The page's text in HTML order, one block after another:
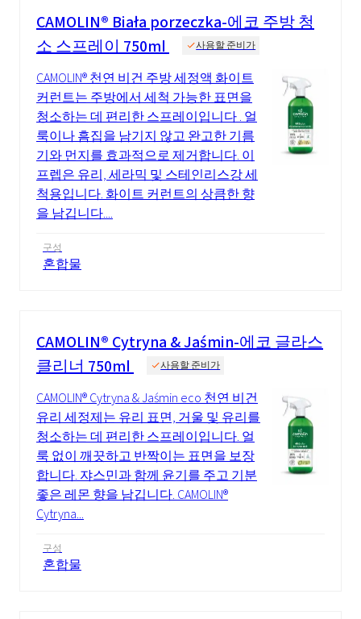
CAMOLIN® Biała porzeczka-에코 주방 청
소 스프레이 750ml
사용할 준비가
CAMOLIN® 천연 비건 주방 세정액 화이트
커런트는 주방에서 세척 가능한 표면을
청소하는 데 편리한 스프레이입니다 . 얼
룩이나 흠집을 남기지 않고 완고한 기름
기와 먼지를 효과적으로 제거합니다. 이
프렙은 유리, 세라믹 및 스테인리스강 세
척용입니다. 화이트 커런트의 상큼한 향
을 남깁니다....
구성
혼합물
CAMOLIN® Cytryna & Jaśmin-에코 글라스
클리너 750ml
사용할 준비가
CAMOLIN® Cytryna & Jaśmin eco 천연 비건
유리 세정제는 유리 표면, 거울 및 유리를
청소하는 데 편리한 스프레이입니다. 얼
룩 없이 깨끗하고 반짝이는 표면을 보장
합니다. 쟈스민과 함께 윤기를 주고 기분
좋은 레몬 향을 남깁니다. CAMOLIN®
Cytryna...
구성
혼합물